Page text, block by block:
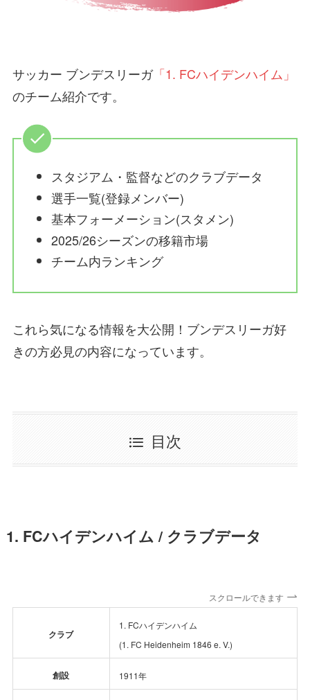
サッカー ブンデスリーガ「1. FCハイデンハイム」
のチーム紹介です。
スタジアム・監督などのクラブデータ
選手一覧(登録メンバー)
基本フォーメーション(スタメン)
2025/26シーズンの移籍市場
チーム内ランキング
これら気になる情報を大公開！ブンデスリーガ好
きの方必見の内容になっています。
目次
1. FCハイデンハイム / クラブデータ
スクロールできます
クラブ
1. FCハイデンハイム
(1. FC Heidenheim 1846 e. V.)
創設 1911年